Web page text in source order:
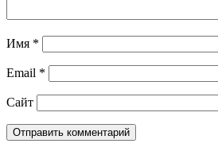
Имя *
Email *
Сайт